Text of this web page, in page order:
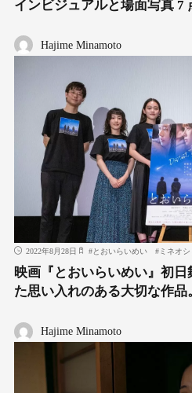
インビジュアルと場⾯写真 7
Hajime Minamoto
2022年8月28日 #とおいらいめい #ミネオシ
映画『とおいらいめい』初
た思い入れのある大切な作品
Hajime Minamoto